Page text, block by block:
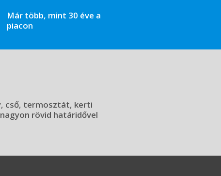
Már több, mint 30 éve a
piacon
cső, termosztát, kerti
rövid határidővel